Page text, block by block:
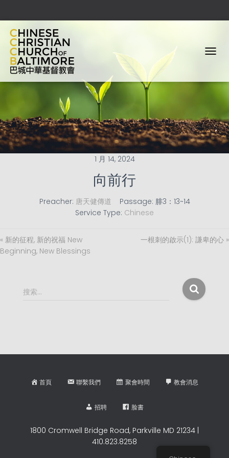
N
A
V
I
G
1 月 14, 2024
向前行
Preacher: 唐天健傳道 Passage: 腓3：13~14
Service Type: Chinese
« 新的征程, 新的祝福 New
Beginning, New Blessings
一根刺的啟示(1): 謙卑的心 »
搜
索
搜索…
首頁 聯繫我們 聚會時間 教會消息
招聘 脸書
1800 Cromwell Bridge Road, Parkville MD 21234 |
410.823.8258